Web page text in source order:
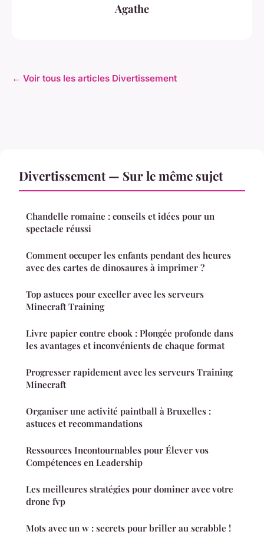
Agathe
← Voir tous les articles Divertissement
Divertissement — Sur le même sujet
Chandelle romaine : conseils et idées pour un
spectacle réussi
Comment occuper les enfants pendant des heures
avec des cartes de dinosaures à imprimer ?
Top astuces pour exceller avec les serveurs
Minecraft Training
Livre papier contre ebook : Plongée profonde dans
les avantages et inconvénients de chaque format
Progresser rapidement avec les serveurs Training
Minecraft
Organiser une activité paintball à Bruxelles :
astuces et recommandations
Ressources Incontournables pour Élever vos
Compétences en Leadership
Les meilleures stratégies pour dominer avec votre
drone fvp
Mots avec un w : secrets pour briller au scrabble !